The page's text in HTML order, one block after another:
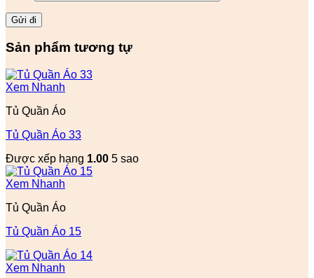
Sản phẩm tương tự
Xem Nhanh
Tủ Quần Áo
Tủ Quần Áo 33
Được xếp hạng 1.00 5 sao
Xem Nhanh
Tủ Quần Áo
Tủ Quần Áo 15
Xem Nhanh